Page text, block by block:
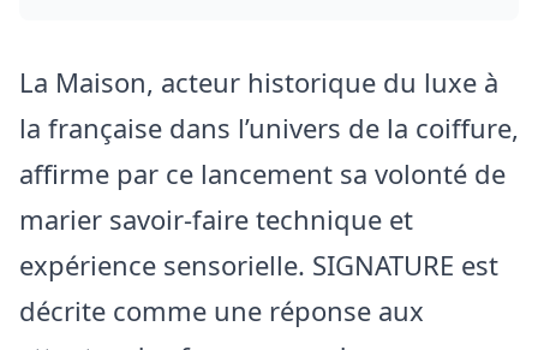
La Maison, acteur historique du luxe à
la française dans l’univers de la coiffure,
affirme par ce lancement sa volonté de
marier savoir-faire technique et
expérience sensorielle. SIGNATURE est
décrite comme une réponse aux